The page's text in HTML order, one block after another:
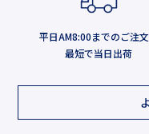
平日AM8:00までのご注
最短で当日出荷